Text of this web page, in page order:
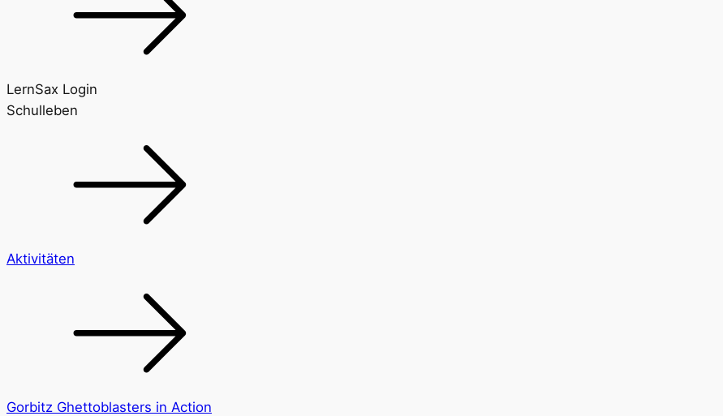
LernSax Login
Schulleben
Aktivitäten
Gorbitz Ghettoblasters in Action